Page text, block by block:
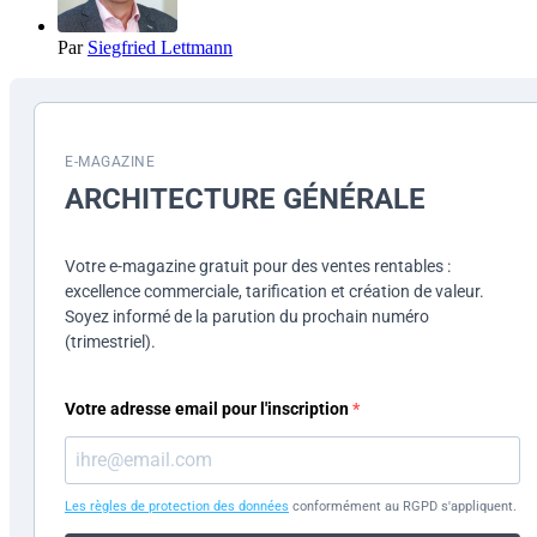
Par Siegfried Lettmann
E-MAGAZINE
ARCHITECTURE GÉNÉRALE
Votre e-magazine gratuit pour des ventes rentables :
excellence commerciale, tarification et création de valeur.
Soyez informé de la parution du prochain numéro
(trimestriel).
Votre adresse email pour l'inscription
Les règles de protection des données conformément au RGPD s'appliquent.